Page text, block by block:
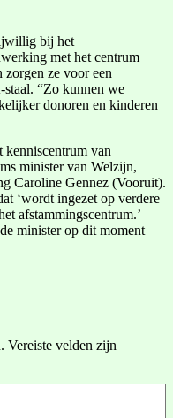
bij het
met het centrum
ze voor een
“Zo kunnen we
donoren en kinderen
kenniscentrum van
minister van Welzijn,
Caroline Gennez (Vooruit).
‘wordt ingezet op verdere
afstammingscentrum.’
minister op dit moment
Vereiste velden zijn